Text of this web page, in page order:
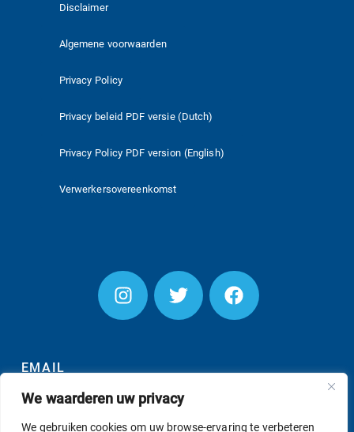
We waarderen uw privacy
We gebruiken cookies om uw browse-ervaring te verbeteren
EMAIL
Disclaimer
Algemene voorwaarden
Privacy Policy
Privacy beleid PDF versie (Dutch)
Privacy Policy PDF version (English)
Verwerkersovereenkomst